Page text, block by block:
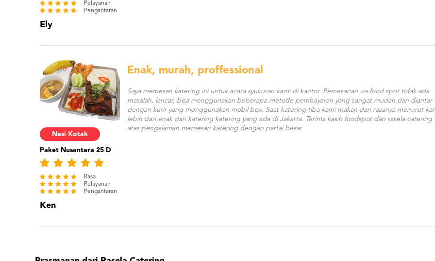
Pelayanan
Pengantaran
Ely
Nasi Kotak
Paket Nusantara 25 D
Rasa
Pelayanan
Pengantaran
Ken
Enak, murah, proffessional
Saya memesan katering ini untuk acara syukuran kami di kantor. Pemesanan via food spot tidak ada
masalah, lancar, bisa menggunakan beberapa metode pembayaran yang sangat mudah dan diantar
dengan kurir yang menggunakan mobil box. Saat katering tiba kami makan dan rasanya menurut
lebih dari enak dari katering katering yang ada di Jakarta. Terima kasih foodspot dan rasela catering
atas pengalaman memesan katering dengan partai besar